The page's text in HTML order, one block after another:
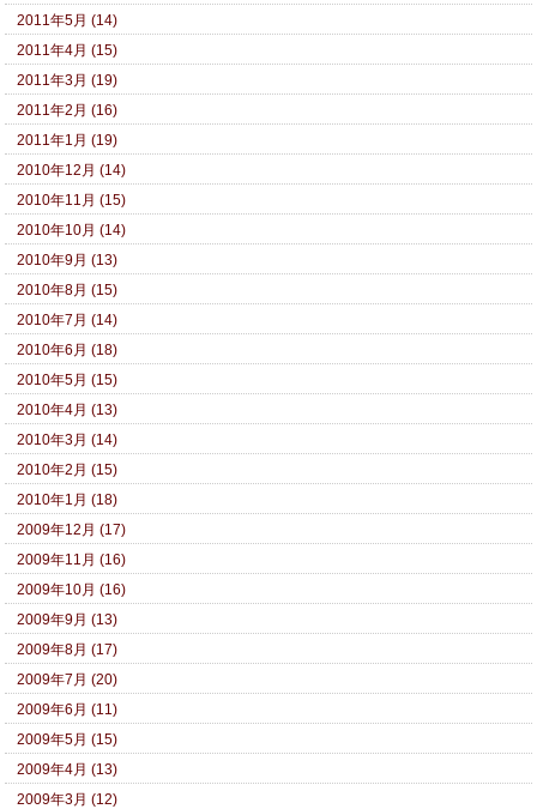
2011年5月 (14)
2011年4月 (15)
2011年3月 (19)
2011年2月 (16)
2011年1月 (19)
2010年12月 (14)
2010年11月 (15)
2010年10月 (14)
2010年9月 (13)
2010年8月 (15)
2010年7月 (14)
2010年6月 (18)
2010年5月 (15)
2010年4月 (13)
2010年3月 (14)
2010年2月 (15)
2010年1月 (18)
2009年12月 (17)
2009年11月 (16)
2009年10月 (16)
2009年9月 (13)
2009年8月 (17)
2009年7月 (20)
2009年6月 (11)
2009年5月 (15)
2009年4月 (13)
2009年3月 (12)